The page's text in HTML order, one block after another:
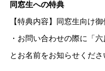
同窓生への特典
【特典内容】同窓生向け
・お問い合わせの際に「
とお名前をお知らせくださ